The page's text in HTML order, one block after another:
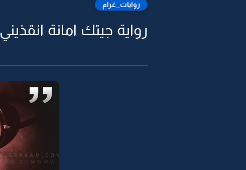
روايات_غرام
رواية جيتك امانة انقذيني